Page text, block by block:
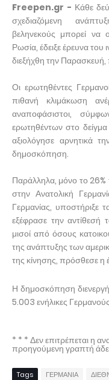
Freepen.gr - Κάθε
σχεδιαζόμενη
βεληνεκούς μπορεί να
Ρωσία, έδειξε έρευνα
διεξήχθη την
Οι ερωτηθέντες
πιθανή κλιμάκωση
αναποφάσιστοι,
ερωτηθέντων στο
αξιολόγησε αρνητικά
δημοσκόπηση.
Παράλληλα, μόνο το
στην Ανατολική
Γερμανίας, υποστήριξε
εξέφρασε την
μισοί από όσους
της ανάπτυξης των
της κίνησης, πρόσθεσε η
Η δημοσκόπηση
5.003 ενήλικες
* * * Δεν επιτρέπεται η
προηγούμενη γραπτή
Tags ΓΕΡΜΑΝΙΑ